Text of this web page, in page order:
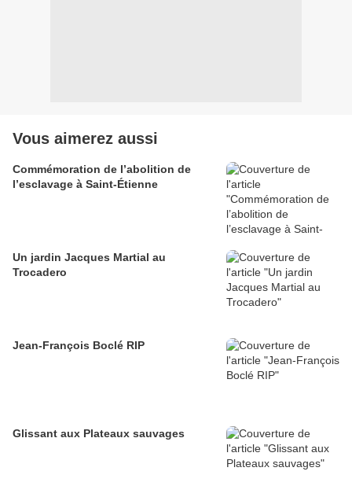
Vous aimerez aussi
Commémoration de l’abolition de
l’esclavage à Saint-Étienne
Un jardin Jacques Martial au
Trocadero
Jean-François Boclé RIP
Glissant aux Plateaux sauvages